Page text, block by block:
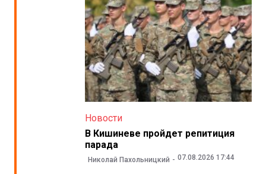
Новости
В Кишиневе пройдет репитиция
парада
Николай Пахольницкий 07.08.2026 17:44